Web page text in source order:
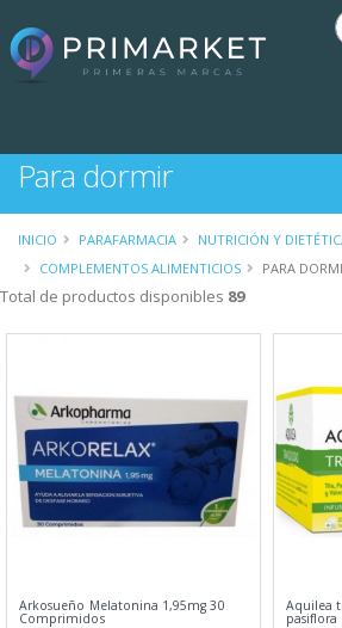
Para dormir
INICIO PARAFARMACIA
NUTRICIÓN Y
COMPLEMENTOS ALIMENTICIOS
PARA
Total de productos disponibles 89
Arkosueño Melatonina 1,95mg 30
Comprimidos
Aquilea
pasiflora